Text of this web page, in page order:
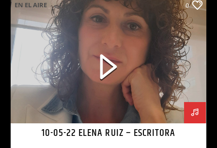
EN EL AIRE 0
10-05-22 ELENA RUIZ – ESCRITORA